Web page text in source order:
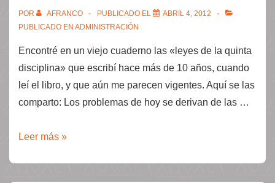
POR AFRANCO PUBLICADO EL
ABRIL 4, 2012
PUBLICADO EN ADMINISTRACIÓN
Encontré en un viejo cuaderno las «leyes de la quinta
disciplina» que escribí hace más de 10 años, cuando
leí el libro, y que aún me parecen vigentes. Aquí se las
comparto: Los problemas de hoy se derivan de las …
Las
Leer más »